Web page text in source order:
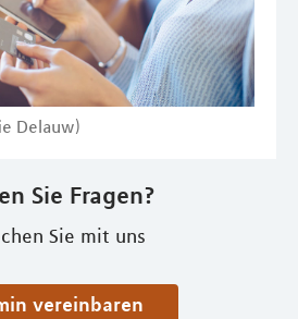
Delauw)
Sie Fragen?
Sie mit uns
vereinbaren